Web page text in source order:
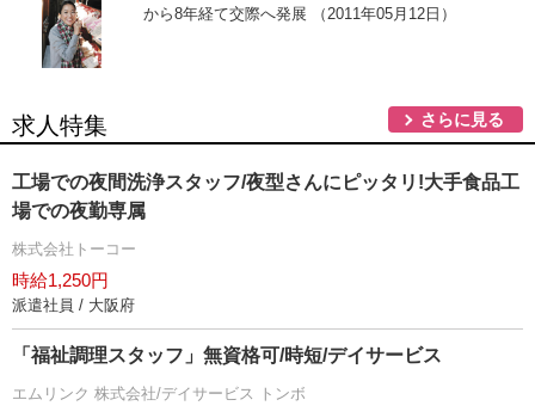
から8年経て交際へ発展 （2011年05月12日）
求人特集 さらに見る
工場での夜間洗浄スタッフ/夜型さんにピッタリ!大手食品工
場での夜勤専属
株式会社トーコー
時給1,250円
派遣社員 / 大阪府
「福祉調理スタッフ」無資格可/時短/デイサービス
エムリンク 株式会社/デイサービス トンボ